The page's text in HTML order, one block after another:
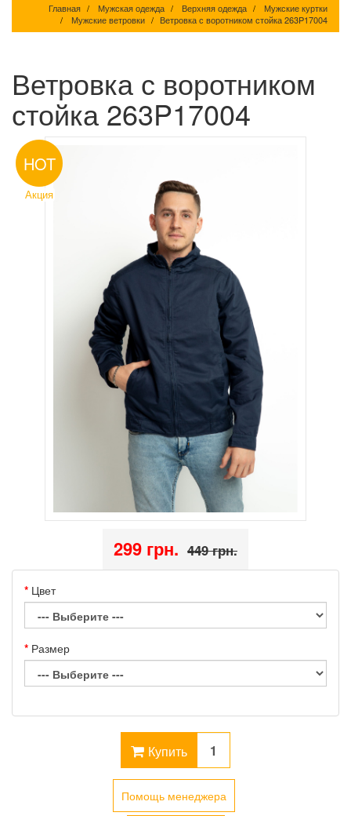
Главная Мужская одежда Верхняя одежда
Мужские куртки
Мужские ветровки
Ветровка с воротником стойка 263P17004
Ветровка с воротником
стойка 263P17004
HOT
Акция
299 грн. 449 грн.
Цвет
Размер
Купить
Помощь менеджера